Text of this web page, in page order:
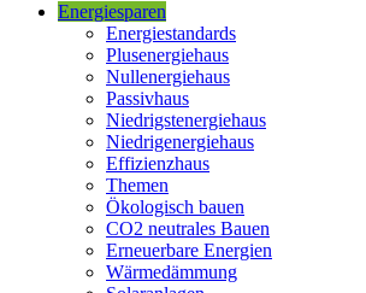
Energiesparen
Energiestandards
Plusenergiehaus
Nullenergiehaus
Passivhaus
Niedrigstenergiehaus
Niedrigenergiehaus
Effizienzhaus
Themen
Ökologisch bauen
CO2 neutrales Bauen
Erneuerbare Energien
Wärmedämmung